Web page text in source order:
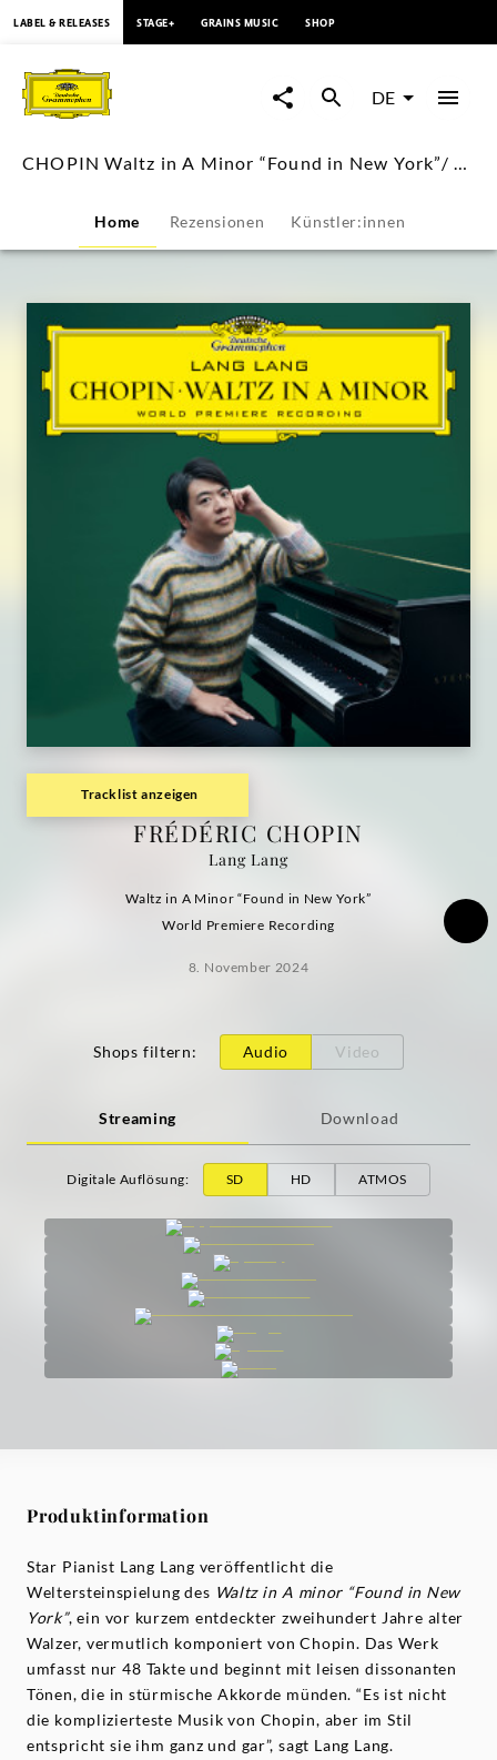
CHOPIN
Waltz
in
Minor
“Found
New
Deutsche
Grammophon
LABEL & RELEASES STAGE+ GRAINS MUSIC SHOP
DE
CHOPIN Waltz in A Minor “Found in New York”/ Lang Lang
Home Rezensionen Künstler:innen
Tracklist anzeigen
FRÉDÉRIC CHOPIN
Lang Lang
Waltz in A Minor “Found in New York”
World Premiere Recording
8. November 2024
Shops filtern: Audio Video
Streaming Download
Digitale Auflösung: SD HD ATMOS
Produktinformation
Star Pianist Lang Lang veröffentlicht die
Weltersteinspielung des Waltz in A minor “Found in New
York”, ein vor kurzem entdeckter zweihundert Jahre alter
Walzer, vermutlich komponiert von Chopin. Das Werk
umfasst nur 48 Takte und beginnt mit leisen dissonanten
Tönen, die in stürmische Akkorde münden. “Es ist nicht
die komplizierteste Musik von Chopin, aber im Stil
entspricht sie ihm ganz und gar”, sagt Lang Lang.